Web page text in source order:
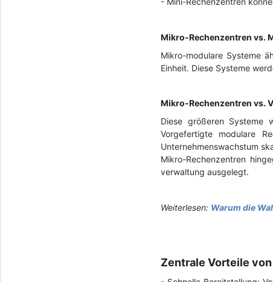
Mikro-Rechenzentren vs.
Mikro-modulare Systeme
Einheit. Diese Systeme
Mikro-Rechenzentren vs.
Diese größeren Systeme
Vorgefertigte modulare
Unternehmenswachstum
Mikro-Rechenzentren
verwaltung ausgelegt.
Weiterlesen: Warum die
Zentrale Vorteile